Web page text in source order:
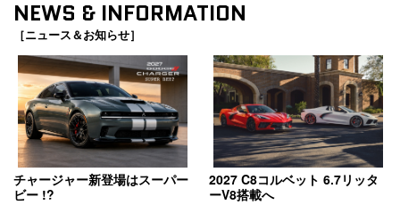
NEWS & INFORMATION
［ニュース＆お知らせ］
チャージャー新登場はスーパー
ビー !?
2027 C8コルベット 6.7リッタ
ーV8搭載へ